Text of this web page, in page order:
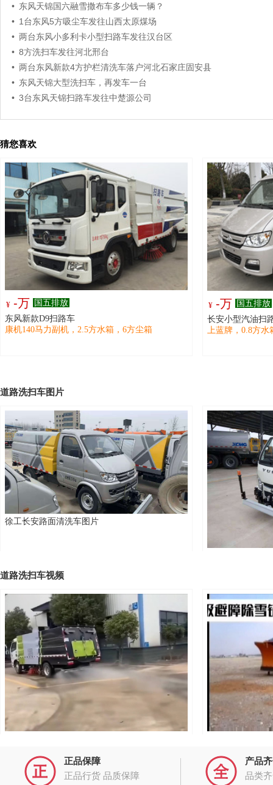
• 东风天锦国六融雪撒布车多少钱一辆？
• 1台东风5方吸尘车发往山西太原煤场
• 两台东风小多利卡小型扫路车发往汉台区
• 8方洗扫车发往河北邢台
• 两台东风新款4方护栏清洗车落户河北石家庄固安县
• 东风天锦大型洗扫车，再发车一台
• 3台东风天锦扫路车发往中楚源公司
猜您喜欢
¥ -万 国五排放
东风新款D9扫路车
康机140马力副机，2.5方水箱，6方尘箱
¥ -万
国五排放
长安小型汽油扫
上蓝牌，0.8方
¥ -万 国六排放
16方-解放洗扫车
道路洗扫车图片
徐工长安路面清洗车图片
最高配置东风天锦洗扫车2台齐发图片
道路洗扫车视频
正品保障
正品行货 品质保障
产品
品类